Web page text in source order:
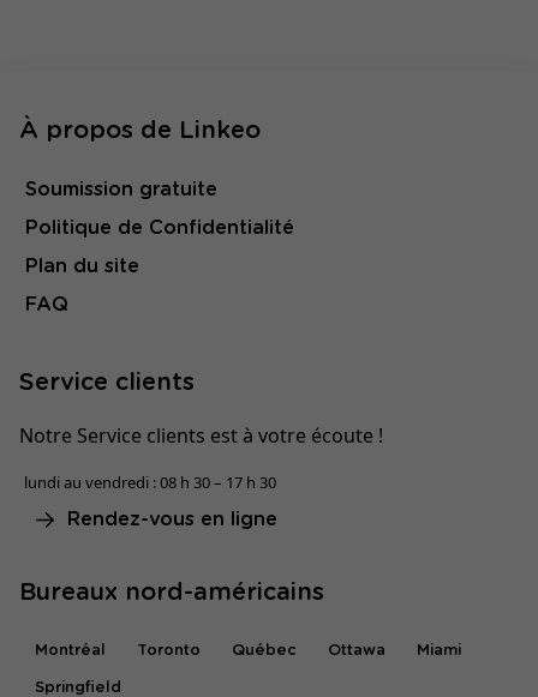
À propos de Linkeo
Soumission gratuite
Politique de Confidentialité
Plan du site
FAQ
Service clients
Notre Service clients est à votre écoute !
lundi au vendredi : 08 h 30 – 17 h 30
Rendez-vous en ligne
Bureaux nord-américains
Montréal Toronto Québec Ottawa Miami
Springfield